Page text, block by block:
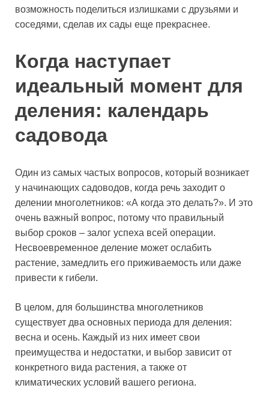
возможность поделиться излишками с друзьями и
соседями, сделав их сады еще прекраснее.
Когда наступает
идеальный момент для
деления: календарь
садовода
Один из самых частых вопросов, который возникает
у начинающих садоводов, когда речь заходит о
делении многолетников: «А когда это делать?». И это
очень важный вопрос, потому что правильный
выбор сроков – залог успеха всей операции.
Несвоевременное деление может ослабить
растение, замедлить его приживаемость или даже
привести к гибели.
В целом, для большинства многолетников
существует два основных периода для деления:
весна и осень. Каждый из них имеет свои
преимущества и недостатки, и выбор зависит от
конкретного вида растения, а также от
климатических условий вашего региона.